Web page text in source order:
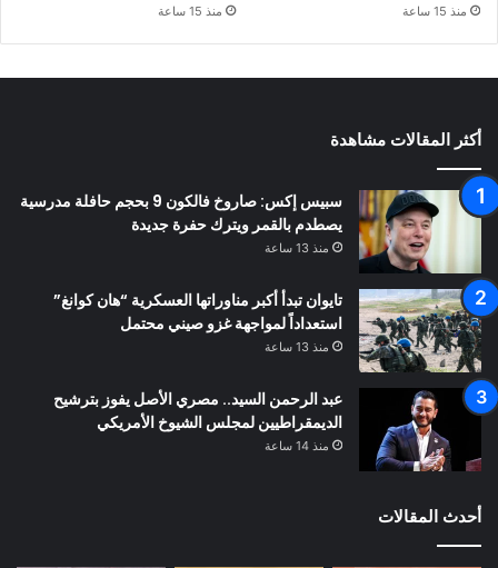
منذ 15 ساعة منذ 15 ساعة
أكثر المقالات مشاهدة
سبيس إكس: صاروخ فالكون 9 بحجم حافلة مدرسية
يصطدم بالقمر ويترك حفرة جديدة
منذ 13 ساعة
تايوان تبدأ أكبر مناوراتها العسكرية “هان كوانغ”
استعداداً لمواجهة غزو صيني محتمل
منذ 13 ساعة
عبد الرحمن السيد.. مصري الأصل يفوز بترشيح
الديمقراطيين لمجلس الشيوخ الأمريكي
منذ 14 ساعة
أحدث المقالات